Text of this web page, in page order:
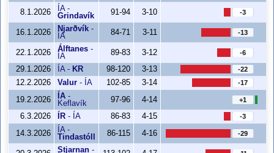
8.1.2026 ÍA -
Grindavík
91-94 3-10 -3
16.1.2026 Njarðvík -
ÍA
84-71 3-11 -13
22.1.2026 Álftanes -
ÍA
89-83 3-12 -6
29.1.2026 ÍA - KR 98-120 3-13 -22
12.2.2026 Valur - ÍA 102-85 3-14 -17
19.2.2026 ÍA -
Keflavík
97-96 4-14 +1
6.3.2026 ÍR - ÍA 86-83 4-15 -3
14.3.2026 ÍA -
Tindastóll
86-115 4-16 -29
Stjarnan -